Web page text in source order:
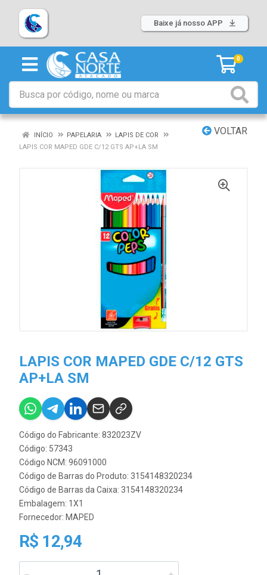
Baixe já nosso APP
0
VOLTAR
INÍCIO PAPELARIA
LAPIS DE COR
LAPIS COR MAPED GDE C/12 GTS AP+LA SM
LAPIS COR MAPED GDE C/12 GTS
AP+LA SM
Código do Fabricante: 832023ZV
Código: 57343
Código NCM: 96091000
Código de Barras do Produto: 3154148320234
Código de Barras da Caixa: 3154148320234
Embalagem: 1X1
Fornecedor: MAPED
R$ 12,94